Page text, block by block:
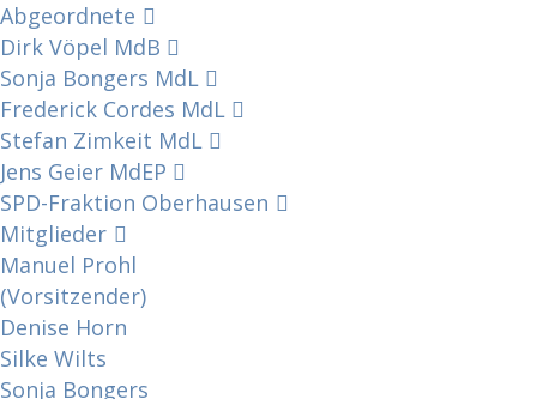
Abgeordnete
Dirk Vöpel MdB
Sonja Bongers MdL
Frederick Cordes MdL
Stefan Zimkeit MdL
Jens Geier MdEP
SPD-Fraktion Oberhausen
Mitglieder
Manuel Prohl
(Vorsitzender)
Denise Horn
Silke Wilts
Sonja Bongers